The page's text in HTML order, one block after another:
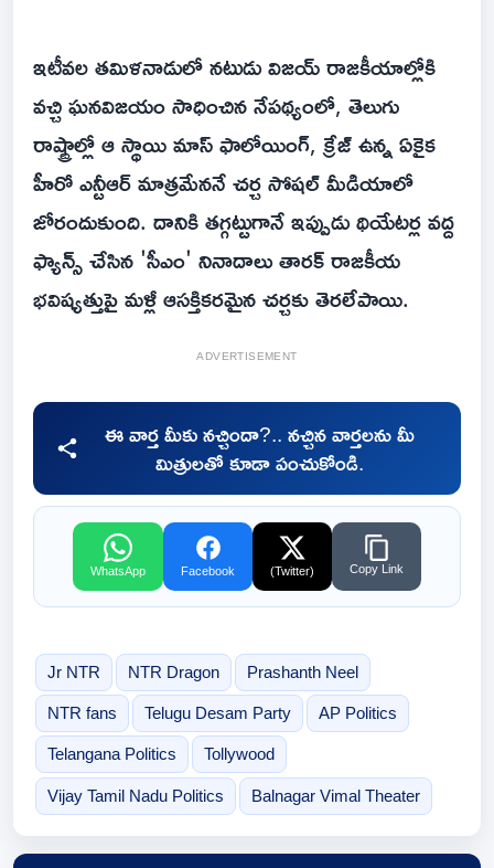
ఇటీవల తమిళనాడులో నటుడు విజయ్ రాజకీయాల్లోకి
వచ్చి ఘనవిజయం సాధించిన నేపథ్యంలో, తెలుగు
రాష్ట్రాల్లో ఆ స్థాయి మాస్ ఫాలోయింగ్, క్రేజ్ ఉన్న ఏకైక
హీరో ఎన్టీఆర్ మాత్రమేననే చర్చ సోషల్ మీడియాలో
జోరందుకుంది. దానికి తగ్గట్టుగానే ఇప్పుడు థియేటర్ల వద్ద
ఫ్యాన్స్ చేసిన 'సీఎం' నినాదాలు తారక్ రాజకీయ
భవిష్యత్తుపై మళ్లీ ఆసక్తికరమైన చర్చకు తెరలేపాయి.
ADVERTISEMENT
ఈ వార్త మీకు నచ్చిందా?.. నచ్చిన వార్తలను మీ
మిత్రులతో కూడా పంచుకోండి.
WhatsApp Facebook (Twitter) Copy Link
Jr NTR NTR Dragon Prashanth Neel
NTR fans Telugu Desam Party AP Politics
Telangana Politics Tollywood
Vijay Tamil Nadu Politics Balnagar Vimal Theater